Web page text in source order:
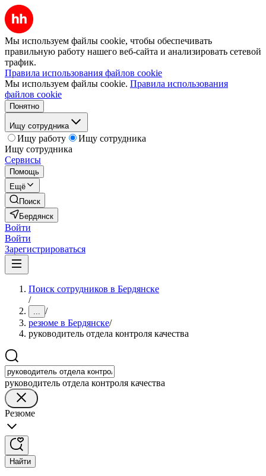
Мы используем файлы cookie, чтобы обеспечивать
правильную работу нашего веб-сайта и анализировать сетевой
трафик.
Правила использования файлов cookie
Мы используем файлы cookie. Правила использования
файлов cookie
Понятно
Ищу сотрудника
Ищу работу
Ищу сотрудника
Ищу сотрудника
Сервисы
Помощь
Ещё
Поиск
Бердянск
Войти
Войти
Зарегистрироваться
Поиск сотрудников в Бердянске
/
... /
резюме в Бердянске/
руководитель отдела контроля качества
руководитель отдела контроля качества
Резюме
Найти